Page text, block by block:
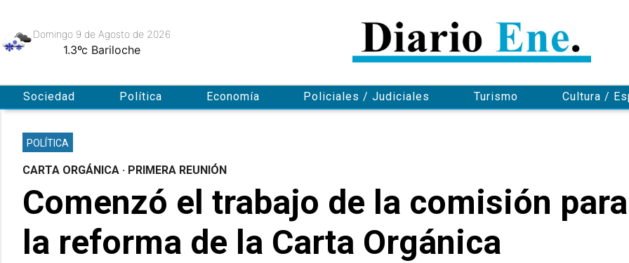
Domingo 9 de Agosto de 2026
1.3ºc Bariloche
Sociedad Política Economía Policiales / Judiciales Turismo Cultura /
POLÍTICA
CARTA ORGÁNICA · PRIMERA REUNIÓN
Comenzó el trabajo de la comisión para
la reforma de la Carta Orgánica